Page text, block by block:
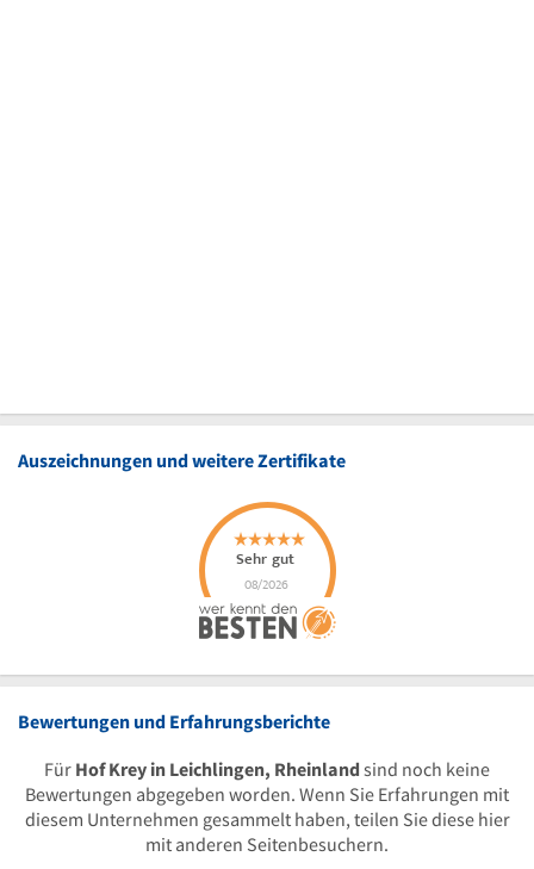
Auszeichnungen und weitere Zertifikate
Bewertungen und Erfahrungsberichte
Für Hof Krey in Leichlingen, Rheinland sind noch keine
Bewertungen abgegeben worden. Wenn Sie Erfahrungen mit
diesem Unternehmen gesammelt haben, teilen Sie diese hier
mit anderen Seitenbesuchern.